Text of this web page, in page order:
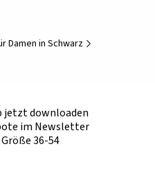
Damen in Schwarz
jetzt downloaden
im Newsletter
36-54